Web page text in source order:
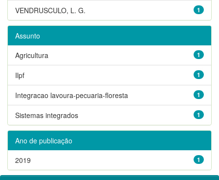
1
VENDRUSCULO, L. G.
Assunto
1
Agricultura
1
Ilpf
1
Integracao lavoura-pecuaria-floresta
1
Sistemas integrados
Ano de publicação
1
2019